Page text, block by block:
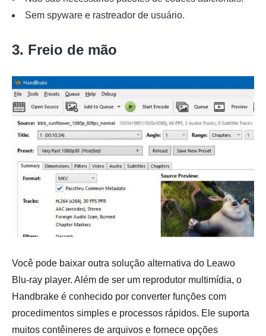
Sem spyware e rastreador de usuário.
3. Freio de mão
Você pode baixar outra solução alternativa do Leawo
Blu-ray player. Além de ser um reprodutor multimídia, o
Handbrake é conhecido por converter funções com
procedimentos simples e processos rápidos. Ele suporta
muitos contêineres de arquivos e fornece opções